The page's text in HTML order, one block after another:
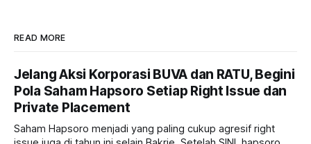
READ MORE
Jelang Aksi Korporasi BUVA dan RATU, Begini
Pola Saham Hapsoro Setiap Right Issue dan
Private Placement
Saham Hapsoro menjadi yang paling cukup agresif right